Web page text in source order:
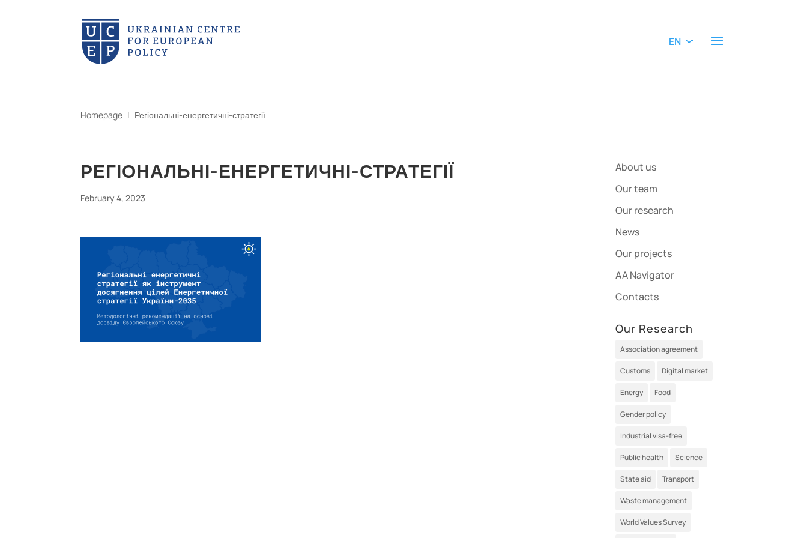
EN
Homepage | Регіональні-енергетичні-стратегії
РЕГІОНАЛЬНІ-ЕНЕРГЕТИЧНІ-СТРАТЕГІЇ
February 4, 2023
About us
Our team
Our research
News
Our projects
AA Navigator
Contacts
Our Research
Association agreement
Customs Digital market
Energy Food
Gender policy
Industrial visa-free
Public health Science
State aid Transport
Waste management
World Values Survey